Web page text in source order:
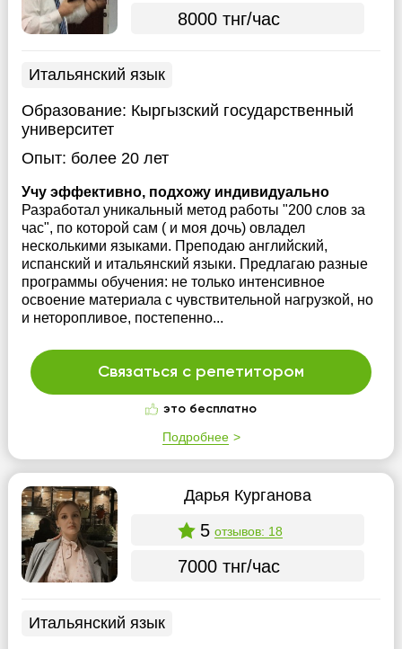
8000 тнг/час
Итальянский язык
Образование: Кыргызский государственный
университет
Опыт: более 20 лет
Учу эффективно, подхожу индивидуально
Разработал уникальный метод работы "200 слов за
час", по которой сам ( и моя дочь) овладел
несколькими языками. Преподаю английский,
испанский и итальянский языки. Предлагаю разные
программы обучения: не только интенсивное
освоение материала с чувствительной нагрузкой, но
и неторопливое, постепенно...
Связаться с репетитором
это бесплатно
Подробнее
Дарья Курганова
5 отзывов: 18
7000 тнг/час
Итальянский язык